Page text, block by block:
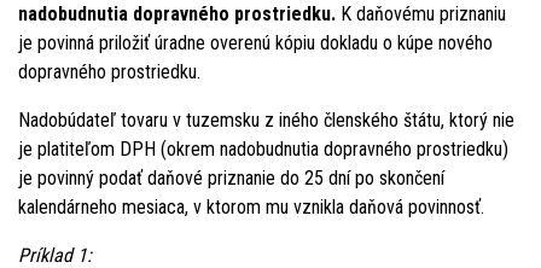
nadobudnutia dopravného prostriedku. K daňovému priznaniu
je povinná priložiť úradne overenú kópiu dokladu o kúpe nového
dopravného prostriedku.
Nadobúdateľ tovaru v tuzemsku z iného členského štátu, ktorý nie
je platiteľom DPH (okrem nadobudnutia dopravného prostriedku)
je povinný podať daňové priznanie do 25 dní po skončení
kalendárneho mesiaca, v ktorom mu vznikla daňová povinnosť.
Príklad 1: